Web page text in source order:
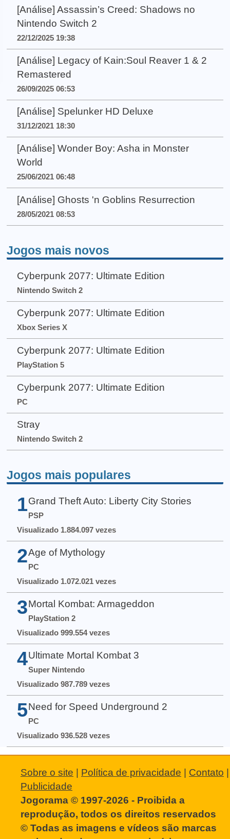
[Análise] Assassin’s Creed: Shadows no
Nintendo Switch 2
22/12/2025 19:38
[Análise] Legacy of Kain:Soul Reaver 1 & 2
Remastered
26/09/2025 06:53
[Análise] Spelunker HD Deluxe
31/12/2021 18:30
[Análise] Wonder Boy: Asha in Monster
World
25/06/2021 06:48
[Análise] Ghosts 'n Goblins Resurrection
28/05/2021 08:53
Jogos mais novos
Cyberpunk 2077: Ultimate Edition
Nintendo Switch 2
Cyberpunk 2077: Ultimate Edition
Xbox Series X
Cyberpunk 2077: Ultimate Edition
PlayStation 5
Cyberpunk 2077: Ultimate Edition
PC
Stray
Nintendo Switch 2
Jogos mais populares
1 Grand Theft Auto: Liberty City Stories
PSP
Visualizado 1.884.097 vezes
2 Age of Mythology
PC
Visualizado 1.072.021 vezes
3 Mortal Kombat: Armageddon
PlayStation 2
Visualizado 999.554 vezes
4 Ultimate Mortal Kombat 3
Super Nintendo
Visualizado 987.789 vezes
5 Need for Speed Underground 2
PC
Visualizado 936.528 vezes
Sobre o site Política de privacidade Contato
Publicidade
Jogorama © 1997-2026 - Proibida a
reprodução, todos os direitos reservados
© Todas as imagens e vídeos são marcas